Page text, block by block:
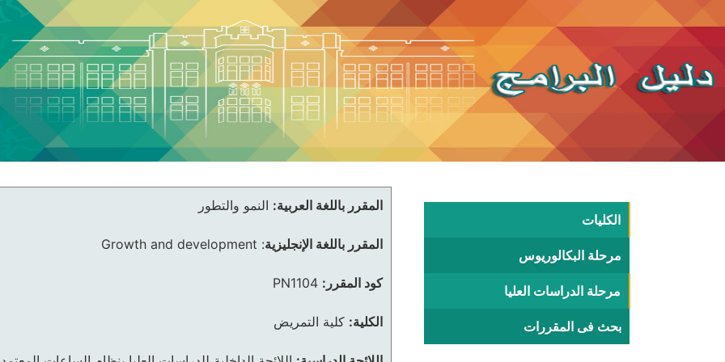
الكليات
مرحلة البكالوريوس
مرحلة الدراسات العليا
بحث فى المقررات
المقرر باللغة العربية: النمو والتطور
المقرر باللغة الإنجليزية:
Growth and development
كود المقرر: PN1104
الكلية: كلية التمريض